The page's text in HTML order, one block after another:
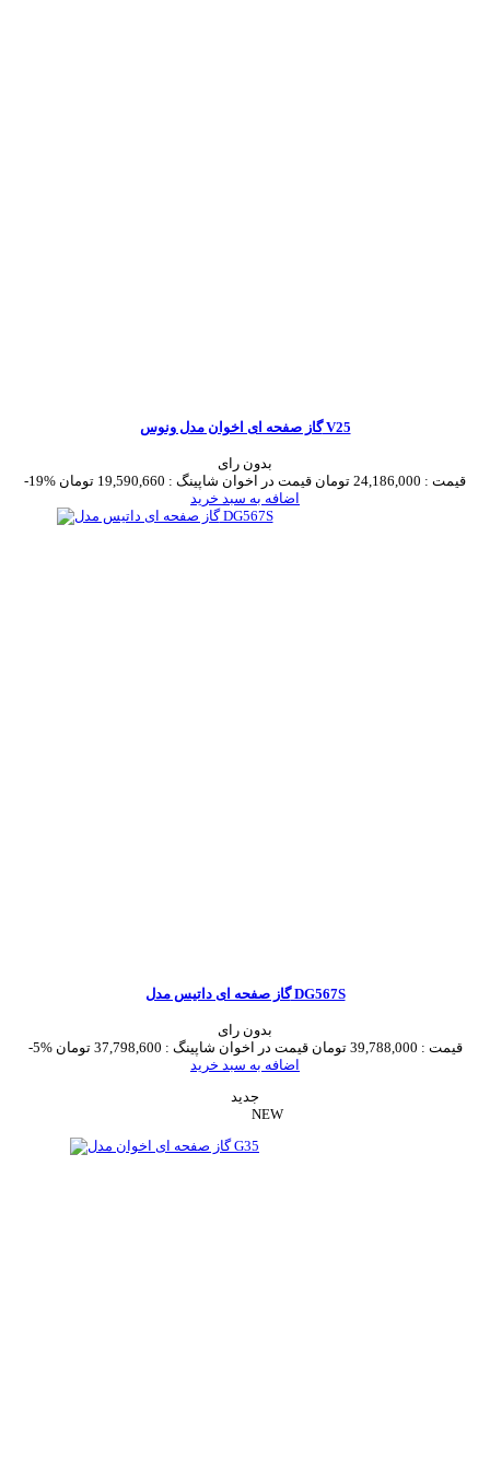
گاز صفحه ای اخوان مدل ونوس V25
بدون رای
-19%
قیمت : 24,186,000 تومان قیمت در اخوان شاپینگ : 19,590,660 تومان
اضافه به سبد خرید
گاز صفحه ای داتیس مدل DG567S
بدون رای
-5%
قیمت : 39,788,000 تومان قیمت در اخوان شاپینگ : 37,798,600 تومان
اضافه به سبد خرید
جدید
NEW